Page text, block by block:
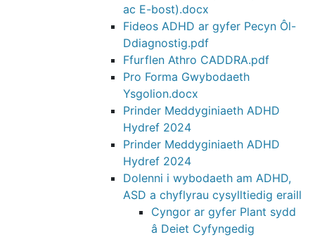
ac E-bost).docx
Fideos ADHD ar gyfer Pecyn Ôl-
Ddiagnostig.pdf
Ffurflen Athro CADDRA.pdf
Pro Forma Gwybodaeth
Ysgolion.docx
Prinder Meddyginiaeth ADHD
Hydref 2024
Prinder Meddyginiaeth ADHD
Hydref 2024
Dolenni i wybodaeth am ADHD,
ASD a chyflyrau cysylltiedig eraill
Cyngor ar gyfer Plant sydd
â Deiet Cyfyngedig